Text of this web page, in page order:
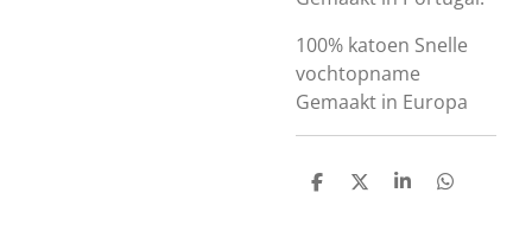
100% katoen Snelle
vochtopname
Gemaakt in Europa
D
D
S
D